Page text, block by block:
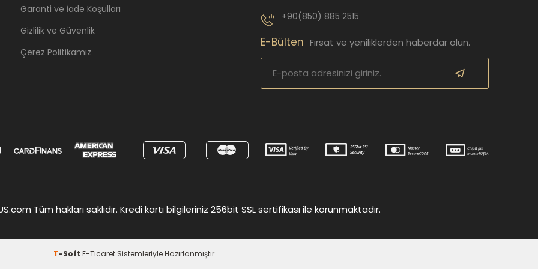
Garanti ve İade Koşulları
Gizlilik ve Güvenlik
Çerez Politikamız
+90(850) 885 2515
E-Bülten Fırsat ve yeniliklerden haberdar olun.
Tüm hakları saklıdır. Kredi kartı bilgileriniz 256bit SSL sertifikası ile korunmaktadır.
T-Soft E-TicaretSistemleriyle Hazırlanmıştır.